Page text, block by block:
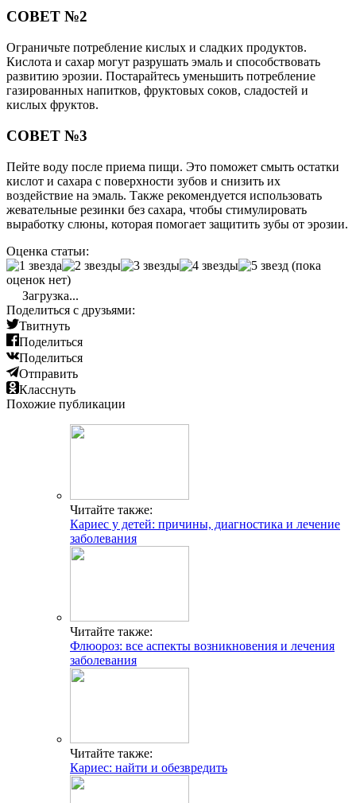
СОВЕТ №2
Ограничьте потребление кислых и сладких продуктов.
Кислота и сахар могут разрушать эмаль и способствовать
развитию эрозии. Постарайтесь уменьшить потребление
газированных напитков, фруктовых соков, сладостей и
кислых фруктов.
СОВЕТ №3
Пейте воду после приема пищи. Это поможет смыть остатки
кислот и сахара с поверхности зубов и снизить их
воздействие на эмаль. Также рекомендуется использовать
жевательные резинки без сахара, чтобы стимулировать
выработку слюны, которая помогает защитить зубы от эрозии.
Оценка статьи:
(пока
оценок нет)
Загрузка...
Поделиться с друзьями:
Твитнуть
Поделиться
Поделиться
Отправить
Класснуть
Похожие публикации
Читайте также:
Кариес у детей: причины, диагностика и лечение
заболевания
Читайте также:
Флюороз: все аспекты возникновения и лечения
заболевания
Читайте также:
Кариес: найти и обезвредить